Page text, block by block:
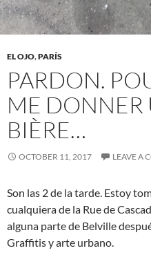
EL OJO,PARÍS
PARDON.
ME DONNER
BIÈRE…
OCTOBER 11, 2017 LEAVE A
Son las 2 de la tarde. Estoy
cualquiera de la Rue de
alguna parte de Belville
Graffitis y arte urbano.